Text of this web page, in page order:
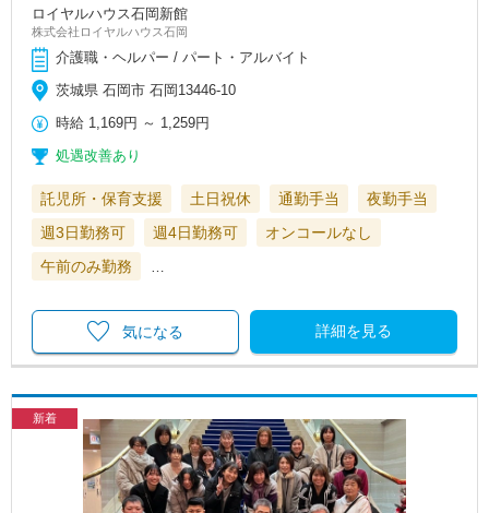
ロイヤルハウス石岡新館
株式会社ロイヤルハウス石岡
介護職・ヘルパー / パート・アルバイト
茨城県 石岡市 石岡13446-10
時給 1,169円 ～ 1,259円
処遇改善あり
託児所・保育支援 土日祝休 通勤手当
夜勤手当
週3日勤務可
週4日勤務可
オンコールなし
午前のみ勤務
…
詳細を見る
気になる
新着